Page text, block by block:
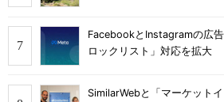
FacebookとInstagramの広
ロックリスト」対応を拡大
SimilarWebと「マーケット